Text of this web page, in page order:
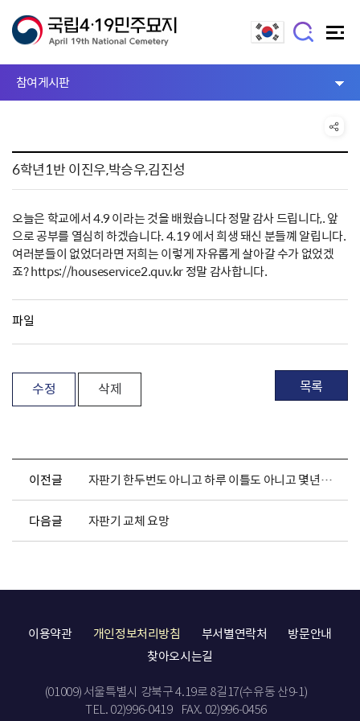
참여게시판
6학년1반 이진우,박승우,김진성
오늘은 학교에서 4.9 이라는 것을 배웠습니다 정말 감사 드립니다,. 앞
으로 공부를 열심히 하겠습니다. 4.19 에서 희생 돼신 분들꼐 알립니다.
여러분들이 없었더라면 저희는 이렇게 자유롭게 살아갈 수가 없었겠
죠? https://houseservice2.quv.kr 정말 감사합니다.
파일
수정 삭제 목록
이전글 자판기 한두번도 아니고 하루 이틀도 아니고 몇년째....
다음글 자판기 교체 요망
이용약관 개인정보처리방침 부서별연락처
방문안내
찾아오시는길
(01009) 서울특별시 강북구 4.19로 8길17(수유동 산9-1)
TEL. 02)996-0419
FAX. 02)996-0456